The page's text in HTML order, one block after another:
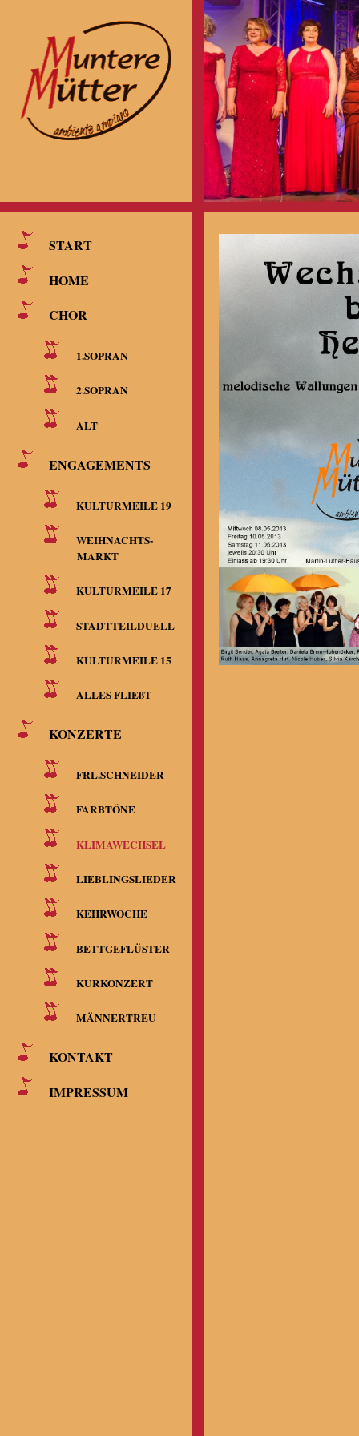
START
HOME
CHOR
1.SOPRAN
2.SOPRAN
ALT
ENGAGEMENTS
KULTURMEILE 19
WEIHNACHTS-
MARKT
KULTURMEILE 17
STADTTEILDUELL
KULTURMEILE 15
ALLES FLIEßT
KONZERTE
FRL.SCHNEIDER
FARBTÖNE
KLIMAWECHSEL
LIEBLINGSLIEDER
KEHRWOCHE
BETTGEFLÜSTER
KURKONZERT
MÄNNERTREU
KONTAKT
IMPRESSUM